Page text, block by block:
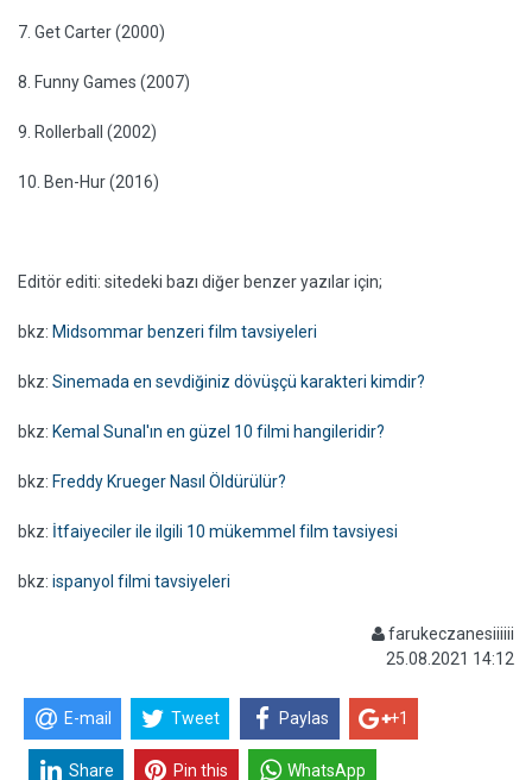
7. Get Carter (2000)
8. Funny Games (2007)
9. Rollerball (2002)
10. Ben-Hur (2016)
Editör editi: sitedeki bazı diğer benzer yazılar için;
bkz: Midsommar benzeri film tavsiyeleri
bkz: Sinemada en sevdiğiniz dövüşçü karakteri kimdir?
bkz: Kemal Sunal'ın en güzel 10 filmi hangileridir?
bkz: Freddy Krueger Nasıl Öldürülür?
bkz: İtfaiyeciler ile ilgili 10 mükemmel film tavsiyesi
bkz: ispanyol filmi tavsiyeleri
farukeczanesiiiiii
25.08.2021 14:12
E-mail Tweet Paylas +1
Share Pin this WhatsApp